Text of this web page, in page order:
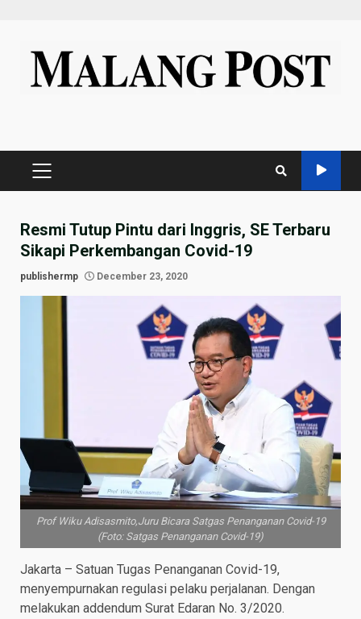
content
PRIMARY
Resmi Tutup Pintu dari Inggris, SE Terbaru
Sikapi Perkembangan Covid-19
publishermp December 23, 2020
Prof Wiku Adisasmito,Juru Bicara Satgas Penanganan Covid-19
(Foto: Satgas Penanganan Covid-19)
Jakarta – Satuan Tugas Penanganan Covid-19,
menyempurnakan regulasi pelaku perjalanan. Dengan
melakukan addendum Surat Edaran No. 3/2020.